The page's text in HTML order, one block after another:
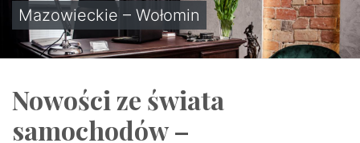
Mazowieckie – Wołomin
Nowości ze świata
samochodów –